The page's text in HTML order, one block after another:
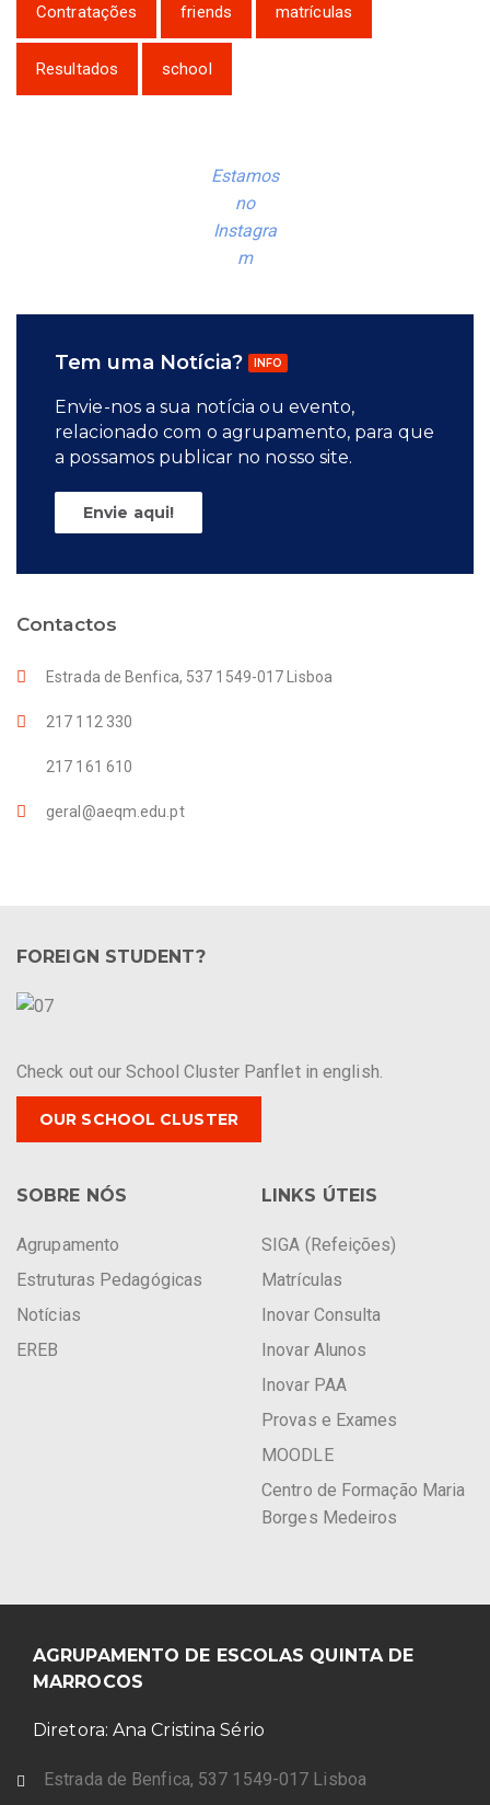
Contratações friends matrículas
Resultados school
Estamos
no
Instagra
m
Tem uma Notícia? INFO
Envie-nos a sua notícia ou evento,
relacionado com o agrupamento, para que
a possamos publicar no nosso site.
Envie aqui!
Contactos
Estrada de Benfica, 537 1549-017 Lisboa
217 112 330
217 161 610
geral@aeqm.edu.pt
FOREIGN STUDENT?
Check out our School Cluster Panflet in english.
OUR SCHOOL CLUSTER
SOBRE NÓS
Agrupamento
Estruturas Pedagógicas
Notícias
EREB
LINKS ÚTEIS
SIGA (Refeições)
Matrículas
Inovar Consulta
Inovar Alunos
Inovar PAA
Provas e Exames
MOODLE
Centro de Formação Maria
Borges Medeiros
AGRUPAMENTO DE ESCOLAS QUINTA DE
MARROCOS
Diretora: Ana Cristina Sério
Estrada de Benfica, 537 1549-017 Lisboa